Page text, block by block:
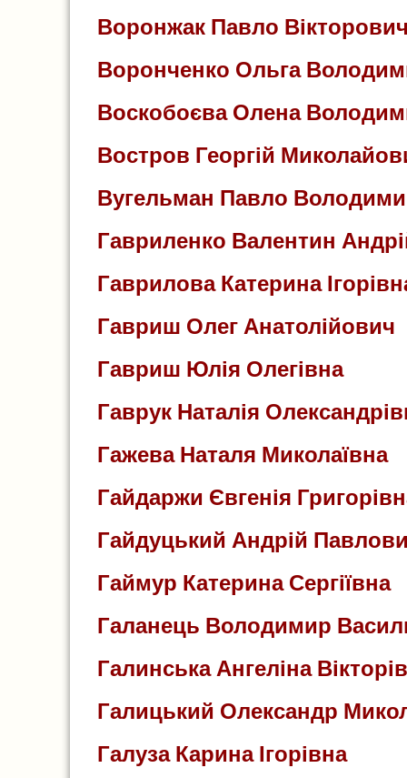
Воронжак Павло
Воронченко Ольга
Воскобоєва Олена
Востров Георгій
Вугельман Павло
Гавриленко Валентин
Гаврилова Катерина
Гавриш Олег Анатолійович
Гавриш Юлія Олегівна
Гаврук Наталія
Гажева Наталя Миколаївна
Гайдаржи Євгенія
Гайдуцький Андрій
Гаймур Катерина Сергіївна
Галанець Володимир
Галинська Ангеліна
Галицький Олександр
Галуза Карина Ігорівна